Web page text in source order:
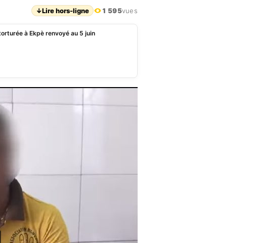
↓Lire hors-ligne 1 595vues
à Ekpè renvoyé au 5 juin